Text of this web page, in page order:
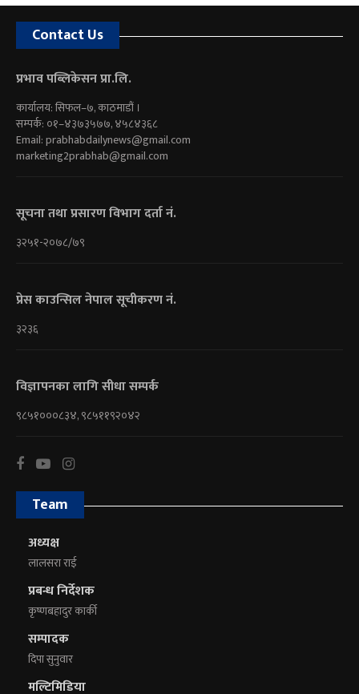
Contact Us
प्रभाव पब्लिकेसन प्रा.लि.
कार्यालय: सिफल–७, काठमाडौं ।
सम्पर्क: ०१–४३७३५७७, ४५८४३६८
Email:prabhabdailynews@gmail.com
marketing2prabhab@gmail.com
सूचना तथा प्रसारण विभाग दर्ता नं.
३२५१-२०७८/७९
प्रेस काउन्सिल नेपाल सूचीकरण नं.
३२३६
विज्ञापनका लागि सीधा सम्पर्क
९८५१०००८३४, ९८५११९२०४२
Team
अध्यक्ष
लालसरा राई
प्रबन्ध निर्देशक
कृष्णबहादुर कार्की
सम्पादक
दिपा सुनुवार
मल्टिमिडिया